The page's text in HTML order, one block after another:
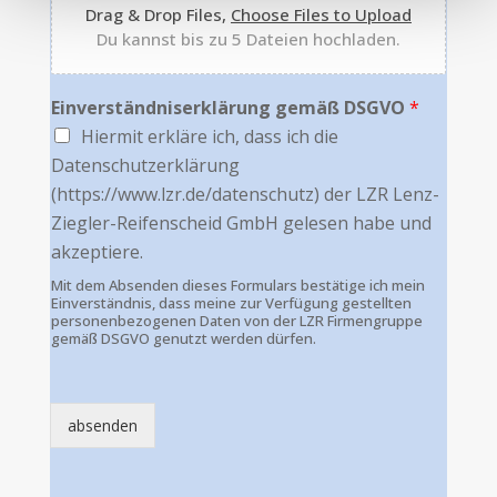
Drag & Drop Files, Choose Files to Upload
Du kannst bis zu 5 Dateien hochladen.
Einverständniserklärung gemäß DSGVO *
Hiermit erkläre ich, dass ich die
Datenschutzerklärung
(https://www.lzr.de/datenschutz) der LZR Lenz-
Ziegler-Reifenscheid GmbH gelesen habe und
akzeptiere.
Mit dem Absenden dieses Formulars bestätige ich mein
Einverständnis, dass meine zur Verfügung gestellten
personenbezogenen Daten von der LZR Firmengruppe
gemäß DSGVO genutzt werden dürfen.
absenden